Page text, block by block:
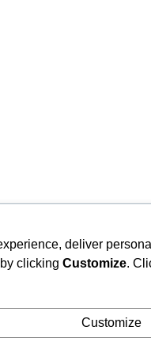
deliver
clicking Customize.
Customize